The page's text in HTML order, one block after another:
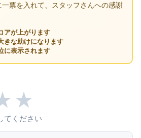
票を入れて、スタッフさんへの感謝
アが上がります
きな助けになります
に表示されます
★
てください